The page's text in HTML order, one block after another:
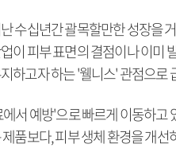
수십년간 괄목할만한 성장을
이 피부 표면의 결점이나 이미
하고자 하는 '웰니스' 관점으로
서 예방'으로 빠르게 이동하
품보다, 피부 생체 환경을 개